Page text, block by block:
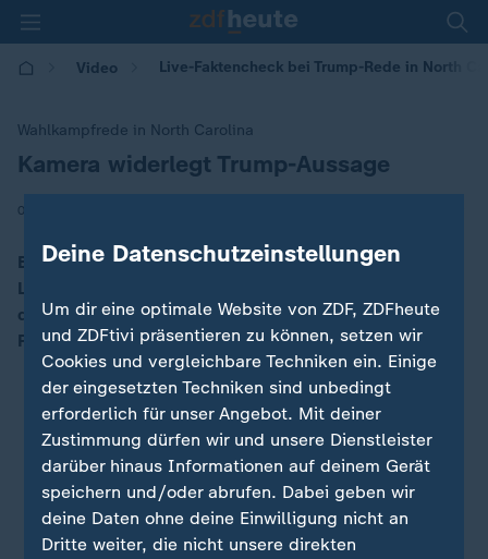
Video Live-Faktencheck bei Trump-Rede in North
Wahlkampfrede in North Carolina
:Kamera widerlegt Trump-Aussage
04.11.2024 | 12:14
Bei einer Rede von Donald Trump kommt es zu einem
Live-Faktencheck. Trump spricht von vollen Rängen,
doch als sich die Kamera umdreht, sind noch einige
Plätze leer.
Deine Datenschutzeinstellungen
Um dir eine optimale Website von ZDF, ZDFheute
und ZDFtivi präsentieren zu können, setzen wir
Cookies und vergleichbare Techniken ein. Einige
der eingesetzten Techniken sind unbedingt
erforderlich für unser Angebot. Mit deiner
Zustimmung dürfen wir und unsere Dienstleister
darüber hinaus Informationen auf deinem Gerät
speichern und/oder abrufen. Dabei geben wir
deine Daten ohne deine Einwilligung nicht an
Dritte weiter, die nicht unsere direkten